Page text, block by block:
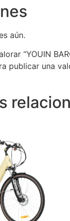
aún.
“YOUIN
publicar una